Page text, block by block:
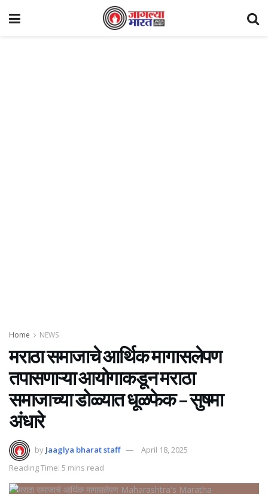
Home NEWS
मराठा समाजाचे आर्थिक मागासलेपण
तपासणाऱ्या आयोगाकडून मराठा
समाजाच्या डोळ्यात धूळफेक – सुषमा
अंधारे
by Jaaglya bharat staff
April 18, 2025
Reading Time: 5 mins read